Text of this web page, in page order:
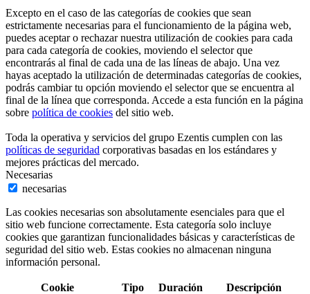
Excepto en el caso de las categorías de cookies que sean
estrictamente necesarias para el funcionamiento de la página web,
puedes aceptar o rechazar nuestra utilización de cookies para cada
para cada categoría de cookies, moviendo el selector que
encontrarás al final de cada una de las líneas de abajo. Una vez
hayas aceptado la utilización de determinadas categorías de cookies,
podrás cambiar tu opción moviendo el selector que se encuentra al
final de la línea que corresponda. Accede a esta función en la página
sobre política de cookies del sitio web.
Toda la operativa y servicios del grupo Ezentis cumplen con las
políticas de seguridad corporativas basadas en los estándares y
mejores prácticas del mercado.
Necesarias
necesarias
Las cookies necesarias son absolutamente esenciales para que el
sitio web funcione correctamente. Esta categoría solo incluye
cookies que garantizan funcionalidades básicas y características de
seguridad del sitio web. Estas cookies no almacenan ninguna
información personal.
Cookie Tipo Duración Descripción